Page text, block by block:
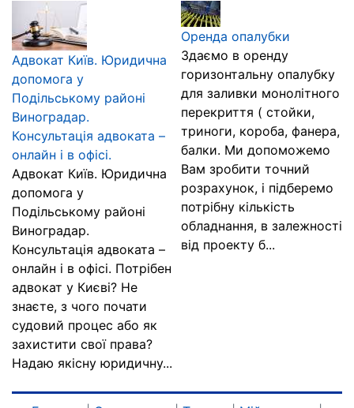
Адвокат Київ. Юридична
допомога у
Подільському районі
Виноградар.
Консультація адвоката –
онлайн і в офісі.
Адвокат Київ. Юридична
допомога у
Подільському районі
Виноградар.
Консультація адвоката –
онлайн і в офісі. Потрібен
адвокат у Києві? Не
знаєте, з чого почати
судовий процес або як
захистити свої права?
Надаю якісну юридичну...
Оренда опалубки
Здаємо в оренду
горизонтальну опалубку
для заливки монолітного
перекриття ( стойки,
триноги, короба, фанера,
балки. Ми допоможемо
Вам зробити точний
розрахунок, і підберемо
потрібну кількість
обладнання, в залежності
від проекту б...